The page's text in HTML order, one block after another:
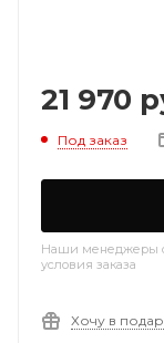
21 970
Под заказ
Наши менеджеры
условия заказа
Хочу в